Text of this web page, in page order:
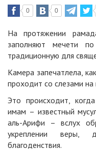
0 0
На протяжении
заполняют мечети
традиционную для
Камера запечатлела,
проходит со слезами на
Это происходит,
имам – известный
аль-Арифи – вслух
укреплении веры,
благоденствия.